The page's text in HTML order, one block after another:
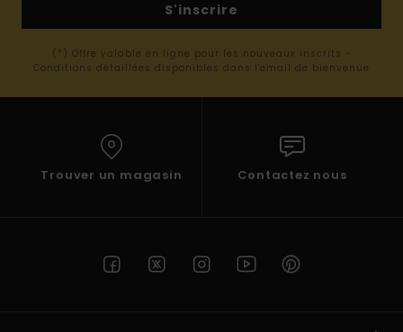
S'inscrire
(*) Offre valable en ligne pour les nouveaux inscrits -
Conditions détaillées disponibles dans l'email de bienvenue
Trouver un magasin Contactez nous